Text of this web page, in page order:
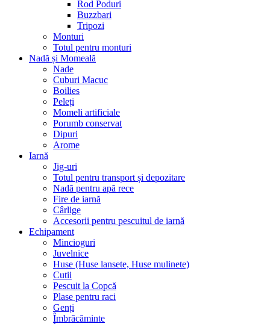
Rod Poduri
Buzzbari
Tripozi
Monturi
Totul pentru monturi
Nadă și Momeală
Nade
Cuburi Macuc
Boilies
Peleți
Momeli artificiale
Porumb conservat
Dipuri
Arome
Iarnă
Jig-uri
Totul pentru transport și depozitare
Nadă pentru apă rece
Fire de iarnă
Cârlige
Accesorii pentru pescuitul de iarnă
Echipament
Mincioguri
Juvelnice
Huse (Huse lansete, Huse mulinete)
Cutii
Pescuit la Copcă
Plase pentru raci
Genți
Îmbrăcăminte